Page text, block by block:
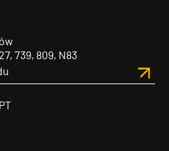
739, 809, N83